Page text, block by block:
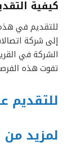
كيفية
للتقديم في
إلى شركة
الشركة في
تفوت هذه
للتقديم
لمزيد